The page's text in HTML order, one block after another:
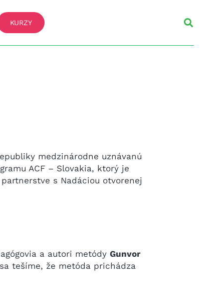
KURZY
medzinárodne uznávanú
ACF – Slovakia, ktorý je
s Nadáciou otvorenej
a autori metódy Gunvor
tešíme, že metóda prichádza